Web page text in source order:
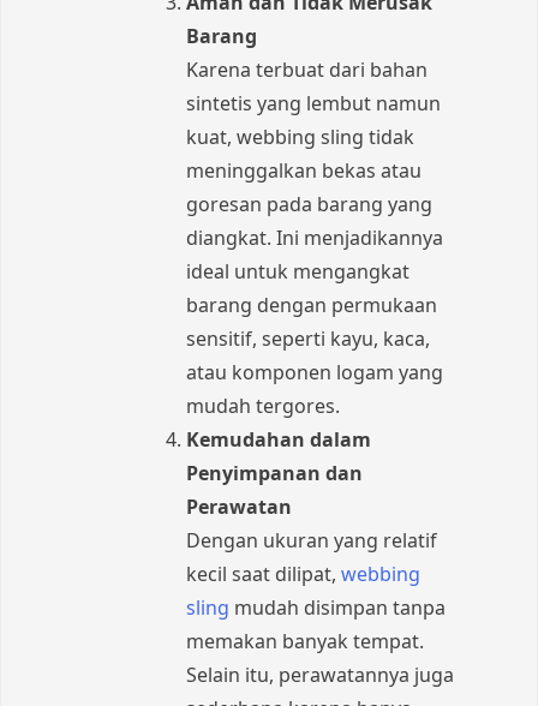
Barang
Karena terbuat dari bahan
sintetis yang lembut namun
kuat, webbing sling tidak
meninggalkan bekas atau
goresan pada barang yang
diangkat. Ini menjadikannya
ideal untuk mengangkat
barang dengan permukaan
sensitif, seperti kayu, kaca,
atau komponen logam yang
mudah tergores.
Kemudahan dalam
Penyimpanan dan
Perawatan
Dengan ukuran yang relatif
kecil saat dilipat, webbing
sling mudah disimpan tanpa
memakan banyak tempat.
Selain itu, perawatannya juga